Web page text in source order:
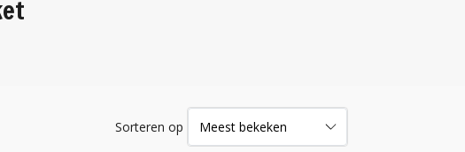
Sorteren op